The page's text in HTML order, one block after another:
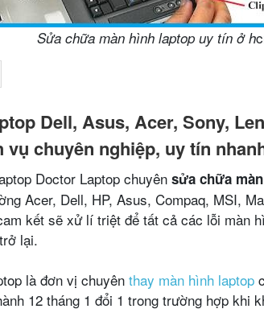
Sửa chữa màn hình laptop uy tín ở h
Dell, Asus, Acer, Sony,
vụ chuyên nghiệp, uy tín
Doctor Laptop chuyên sửa chữa
Acer, Dell, HP, Asus, Compaq, MSI,
kết sẽ xử lí triệt để tất cả các lỗi màn
lại.
là đơn vị chuyên thay màn hình laptop
12 tháng 1 đổi 1 trong trường hợp khi